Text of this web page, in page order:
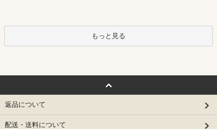
もっと見る
返品について
配送・送料について